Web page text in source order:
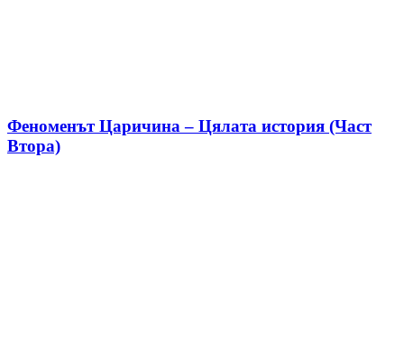
Феноменът Царичина – Цялата история (Част
Втора)